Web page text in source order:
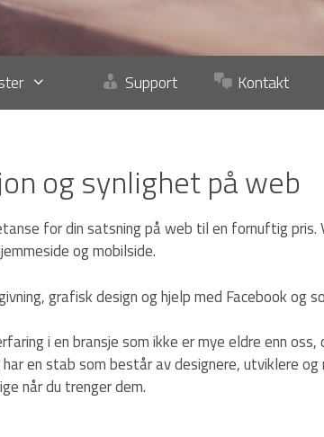
Support Kontakt
og synlighet på web
for din satsning på web til en fornuftig pris.
og mobilside.
grafisk design og hjelp med Facebook og
i en bransje som ikke er mye eldre enn
en stab som består av designere, utviklere
når du trenger dem.